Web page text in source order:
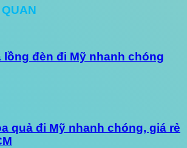
lồng đèn đi Mỹ nhanh chóng
quả đi Mỹ nhanh chóng, giá rẻ